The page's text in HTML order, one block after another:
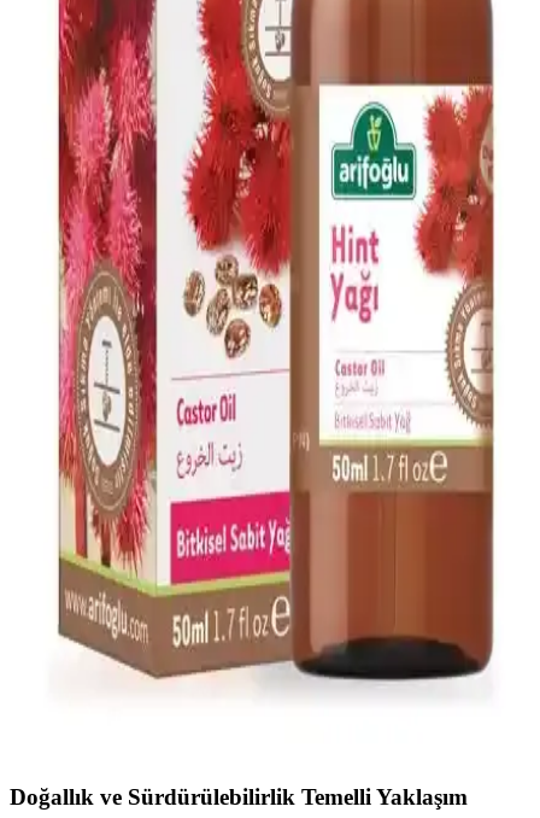
Doğalca Kojik Asit Sabunu, doğal içerikleriyle leke karşıtı ve cilt
tonunu eşitleyen etkili bir temizlik sağlar, güvenli ve dermatolojik
testlerle onaylanmıştır.
Dermokil Kil, Argan ve Bitkisel Keratan İçeren Saç
Maskesi: Doğal ve Güçlendirici Bakım Çözümü
Doğal içeriklerle formüle edilen Dermokil Kil, Argan ve Bitkisel
Keratan saç maskesi, tüm saç tiplerine uygun olup, saçlara güç,
parlaklık ve yumuşaklık sağlar, düzenli kullanımda saç sağlığını
destekler.
Afrodizyak Etkili Parfümler: Cazibenizi Artıran
Doğal ve Çekici Kokular
Afrodizyak etkili parfümler, cinsel arzuyu ve çekiciliği artırmak için
doğal bileşenler ve özel notalar içerir. Doğru seçim ve kullanım ile
kişisel cazibenizi güçlendirebilirsiniz.
Alerji Dostu ve Doğal Makyaj Ürünleri: Güvenle
Kullanabileceğiniz En İyi Seçenekler
Alerji dostu ve doğal makyaj ürünleri, hassas ciltler için güvenli,
çevre dostu ve dermatolojik testlerden geçmiş seçenekler sunar.
Doğru ürün seçimiyle güzelliğinizi koruyabilirsiniz.
Arifoğlu Hint Yağı 50ml Doğal Cilt ve Saç
Bakımında Kullanılan Bitkisel Yağ
Arifoğlu Hint Yağı, %100 doğal, soğuk sıkım bitkisel içerik ile cilt
Doğallık ve Sürdürülebilirlik Temelli Yaklaşım